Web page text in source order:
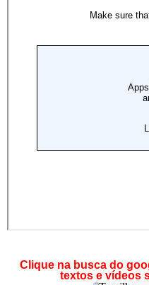
Clique na busca do
textos e vídeos